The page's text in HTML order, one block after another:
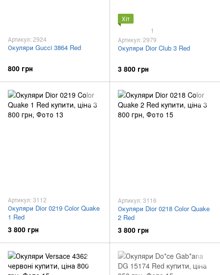
Артикул: 2924
Окуляри Gucci 3864 Red
800 грн
Хіт
1
Артикул: 2979
Окуляри Dior Club 3 Red
3 800 грн
Артикул: 3112
Окуляри Dior 0219 Color Quake
1 Red
3 800 грн
Артикул: 3116
Окуляри Dior 0218 Color Quake
2 Red
3 800 грн